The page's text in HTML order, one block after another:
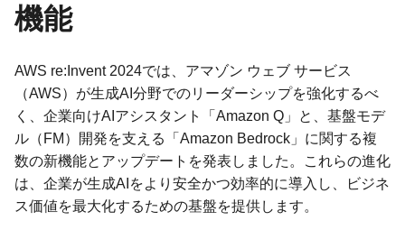
機能
AWS re:Invent 2024では、アマゾン ウェブ サービス
（AWS）が生成AI分野でのリーダーシップを強化するべ
く、企業向けAIアシスタント「Amazon Q」と、基盤モデ
ル（FM）開発を支える「Amazon Bedrock」に関する複
数の新機能とアップデートを発表しました。これらの進化
は、企業が生成AIをより安全かつ効率的に導入し、ビジネ
ス価値を最大化するための基盤を提供します。